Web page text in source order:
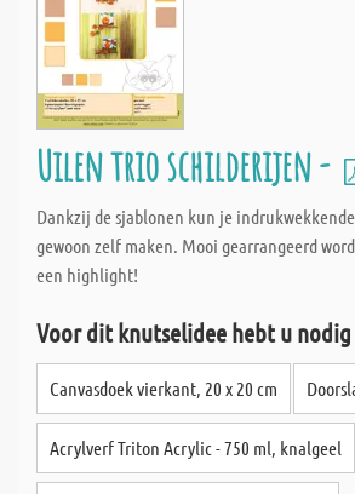
Uilen trio schilderijen -
Dankzij de sjablonen kun je
gewoon zelf maken. Mooi gearrangeerd
een highlight!
Voor dit knutselidee hebt u nodig
Canvasdoek vierkant, 20 x 20 cm
Acrylverf Triton Acrylic - 750 ml, knalgeel